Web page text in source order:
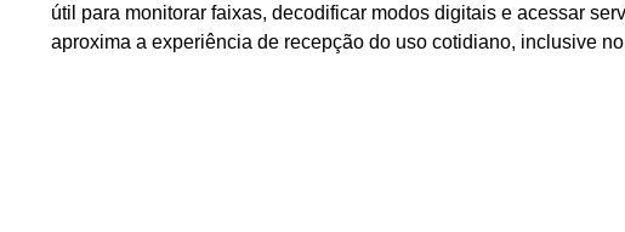
útil para monitorar faixas, decodificar modos digitais e acessar
aproxima a experiência de recepção do uso cotidiano, inclusive